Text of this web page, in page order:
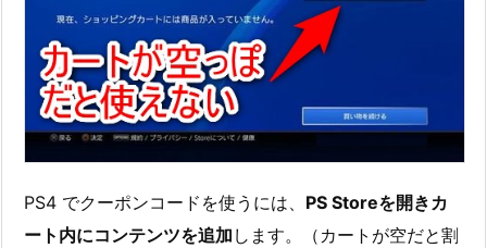
PS4 でクーポンコードを使うには、 PS Storeを開きカ
ート内にコンテンツを追加 します。（カートが空だと割